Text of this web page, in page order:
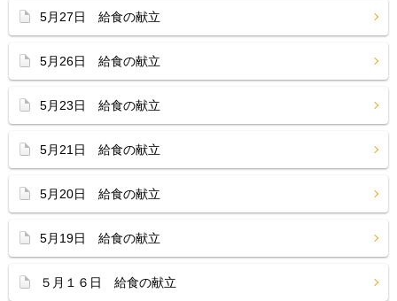
5月27日 給食の献立
5月26日 給食の献立
5月23日 給食の献立
5月21日 給食の献立
5月20日 給食の献立
5月19日 給食の献立
５月１６日 給食の献立